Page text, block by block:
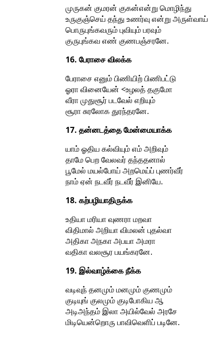
முருகன் குமரன் குகன்என்று மொழிந்து
உருகுஞ்செய் தந்து உணர்வு என்று அருள்வாய்
பொருபுங்கவரும் புவியும் பரவும்
குருபுங்கவ எண் குணபஞ்சரனே.
16. பேராசை விலக்க
பேராசை எனும் பிணியிற் பிணிபட்டு
ஓரா வினையேன் <உழலத் தகுமோ
வீரா முதுசூர் படவேல் எறியும்
சூரா சுரலோக துரந்தரனே.
17. தன்னடத்தை மேன்மையாக்க
யாம் ஓதிய கல்வியும் எம் அறிவும்
தாமே பெற வேலவர் தந்ததனால்
பூமேல் மயல்போய் அறமெய்ப் புணர்வீர்
நாம் ஏன் நடவீர் நடவீர் இனியே.
18. கற்பழியாதிருக்க
உதியா மரியா வுணரா மறவா
விதிமால் அறியா விமலன் புதல்வா
அதிகா அநகா அபயா அமரா
வதிகா வலசூர பயங்கரனே.
19. இல்வாழ்க்கை நீக்க
வடிவுந் தனமும் மனமும் குணமும்
குடியுங் குலமும் குடிபோகிய ஆ
அடிஅந்தம் இலா அயில்வேல் அரசே
மிடியென்றொரு பாவிவெளிப் படினே.